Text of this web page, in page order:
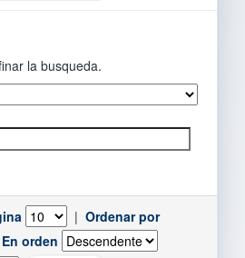
la busqueda.
| Ordenar por
En orden